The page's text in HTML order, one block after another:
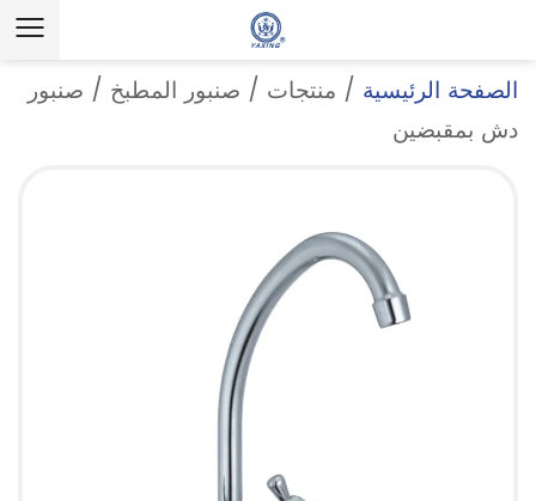
الصفحة الرئيسية / منتجات / صنبور المطبخ / صنبور
دش بمقبضين